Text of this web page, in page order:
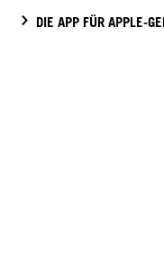
DIE APP FÜR APPLE-